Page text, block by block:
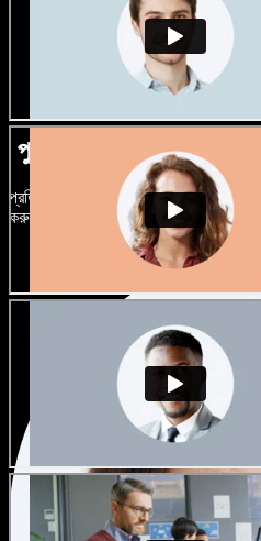
পুরুষ-নারী ভেদে নানান
প্রতিটি প্রজেক্টকে আলাদা শোনাতে দিন।
করুন, নিজের মতো টিউন করুন।